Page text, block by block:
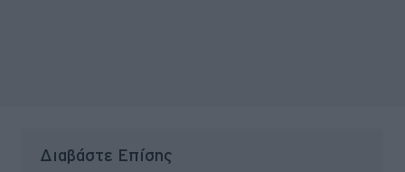
Διαβάστε Επίσης